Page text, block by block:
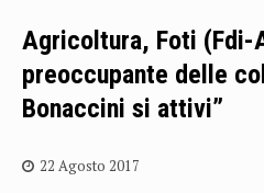
Agricoltura, Foti (Fdi-
preoccupante delle
Bonaccini si attivi”
22 Agosto 2017